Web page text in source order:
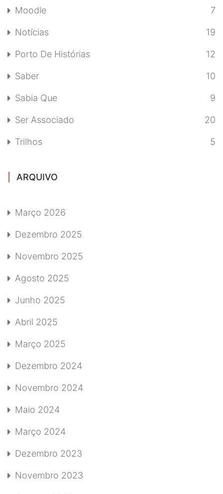
Moodle 7
Notícias 19
Porto De Histórias 12
Saber 10
Sabia Que 9
Ser Associado 20
Trilhos 5
ARQUIVO
Março 2026
Dezembro 2025
Novembro 2025
Agosto 2025
Junho 2025
Abril 2025
Março 2025
Dezembro 2024
Novembro 2024
Maio 2024
Março 2024
Dezembro 2023
Novembro 2023